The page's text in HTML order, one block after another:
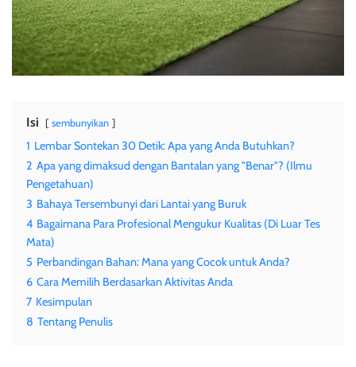
Isi sembunyikan
1 Lembar Sontekan 30 Detik: Apa yang Anda Butuhkan?
2 Apa yang dimaksud dengan Bantalan yang "Benar"? (Ilmu
Pengetahuan)
3 Bahaya Tersembunyi dari Lantai yang Buruk
4 Bagaimana Para Profesional Mengukur Kualitas (Di Luar Tes
Mata)
5 Perbandingan Bahan: Mana yang Cocok untuk Anda?
6 Cara Memilih Berdasarkan Aktivitas Anda
7 Kesimpulan
8 Tentang Penulis